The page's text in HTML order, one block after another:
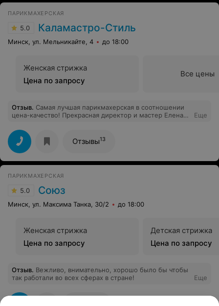
ПАРИКМАХЕРСКАЯ
5.0 Каламастро-Стиль
Минск, ул. Мельникайте, 4 до 18:00
Женская стрижка
Цена по запросу
Все цены
Отзыв. Самая лучшая парикмахерская в соотношении
цена-качество! Прекрасная директор и мастер Елена
работу других мастеров-все умнички!
Еще
Отзывы13
ПАРИКМАХЕРСКАЯ
5.0 Союз
Минск, ул. Максима Танка, 30/2 до 18:00
Женская стрижка
Цена по запросу
Детская стрижка
Цена по запросу
Отзыв. Вежливо, внимательно, хорошо было бы чтобы
так работали во всех сферах в стране!
Еще